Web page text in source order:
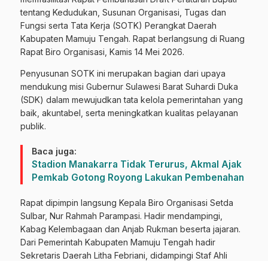
tentang Kedudukan, Susunan Organisasi, Tugas dan
Fungsi serta Tata Kerja (SOTK) Perangkat Daerah
Kabupaten Mamuju Tengah. Rapat berlangsung di Ruang
Rapat Biro Organisasi, Kamis 14 Mei 2026.
Penyusunan SOTK ini merupakan bagian dari upaya
mendukung misi Gubernur Sulawesi Barat Suhardi Duka
(SDK) dalam mewujudkan tata kelola pemerintahan yang
baik, akuntabel, serta meningkatkan kualitas pelayanan
publik.
Baca juga:
Stadion Manakarra Tidak Terurus, Akmal Ajak
Pemkab Gotong Royong Lakukan Pembenahan
Rapat dipimpin langsung Kepala Biro Organisasi Setda
Sulbar, Nur Rahmah Parampasi. Hadir mendampingi,
Kabag Kelembagaan dan Anjab Rukman beserta jajaran.
Dari Pemerintah Kabupaten Mamuju Tengah hadir
Sekretaris Daerah Litha Febriani, didampingi Staf Ahli